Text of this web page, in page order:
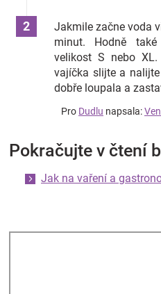
Jakmile začne voda
minut. Hodně
velikost S nebo
vajíčka slijte a
dobře loupala a
Pro Dudlu napsala:
Pokračujte v čtení
Jak na vaření a